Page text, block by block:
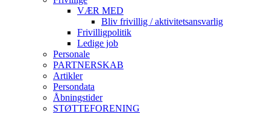
VÆR MED
Bliv frivillig / aktivitetsansvarlig
Frivilligpolitik
Ledige job
Personale
PARTNERSKAB
Artikler
Persondata
Åbningstider
STØTTEFORENING